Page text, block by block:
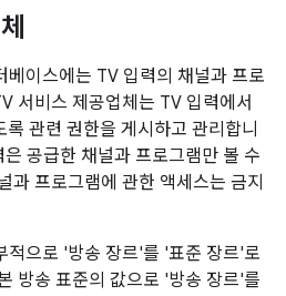
베이스에는 TV 입력의 채널과 프로
서비스 제공업체는 TV 입력에서
관련 권한을 게시하고 관리합니
공급한 채널과 프로그램만 볼 수
과 프로그램에 관한 액세스는 금지
적으로 '방송 장르'를 '표준 장르'로
방송 표준의 값으로 '방송 장르'를